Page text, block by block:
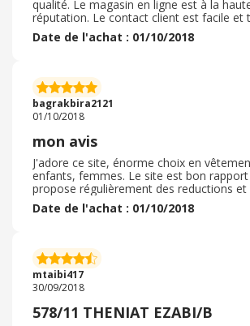
qualité. Le magasin en ligne est à la
réputation. Le contact client est facile et
Je ne regrette absolument pas mon
qualités pour mon achat de poches
livraison Le site facile Bref la prochaine
ivraison très rapide par transporteur, je
déçue par Santé bio, le service après-
efficace. De plus le site est agréable à
produits toujours disponibles. Au top
Date de l'achat : 01/10/2018
bagrakbira2121
01/10/2018
mon avis
J'adore ce site, énorme choix en
enfants, femmes. Le site est bon rapport
propose régulièrement des reductions et
pendant les soldes! ! La livraison est
et souvent gratuite par un code réduction
marques à des prix intéressants. Il
du mobilier pour la maison, les extérieurs.
recommande vivement ce site.
Date de l'achat : 01/10/2018
mtaibi417
30/09/2018
578/11 THENIAT EZABI/B